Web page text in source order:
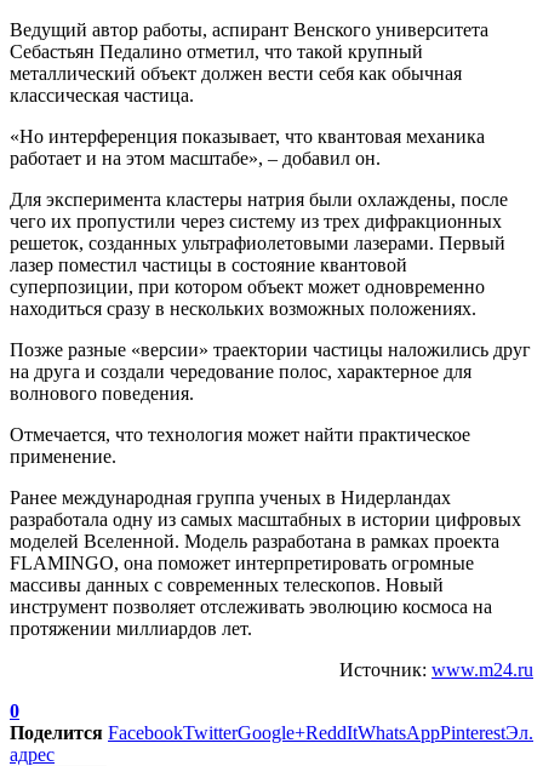
Ведущий автор работы, аспирант Венского университета
Себастьян Педалино отметил, что такой крупный
металлический объект должен вести себя как обычная
классическая частица.
«Но интерференция показывает, что квантовая механика
работает и на этом масштабе», – добавил он.
Для эксперимента кластеры натрия были охлаждены, после
чего их пропустили через систему из трех дифракционных
решеток, созданных ультрафиолетовыми лазерами. Первый
лазер поместил частицы в состояние квантовой
суперпозиции, при котором объект может одновременно
находиться сразу в нескольких возможных положениях.
Позже разные «версии» траектории частицы наложились друг
на друга и создали чередование полос, характерное для
волнового поведения.
Отмечается, что технология может найти практическое
применение.
Ранее международная группа ученых в Нидерландах
разработала одну из самых масштабных в истории цифровых
моделей Вселенной. Модель разработана в рамках проекта
FLAMINGO, она поможет интерпретировать огромные
массивы данных с современных телескопов. Новый
инструмент позволяет отслеживать эволюцию космоса на
протяжении миллиардов лет.
Источник: www.m24.ru
0
Поделится FacebookTwitterGoogle+ReddItWhatsAppPinterestЭл.
адрес